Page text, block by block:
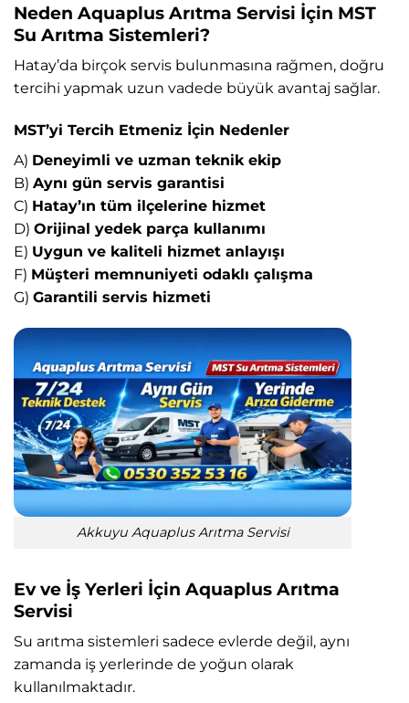
Neden Aquaplus Arıtma Servisi İçin MST
Su Arıtma Sistemleri?
Hatay’da birçok servis bulunmasına rağmen, doğru
tercihi yapmak uzun vadede büyük avantaj sağlar.
MST’yi Tercih Etmeniz İçin Nedenler
A) Deneyimli ve uzman teknik ekip
B) Aynı gün servis garantisi
C) Hatay’ın tüm ilçelerine hizmet
D) Orijinal yedek parça kullanımı
E) Uygun ve kaliteli hizmet anlayışı
F) Müşteri memnuniyeti odaklı çalışma
G) Garantili servis hizmeti
Akkuyu Aquaplus Arıtma Servisi
Ev ve İş Yerleri İçin Aquaplus Arıtma
Servisi
Su arıtma sistemleri sadece evlerde değil, aynı
zamanda iş yerlerinde de yoğun olarak
kullanılmaktadır.